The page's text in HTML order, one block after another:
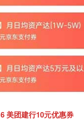
6 美团建行10元优惠券